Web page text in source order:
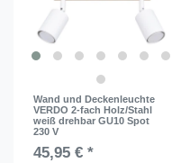
Wand und Deckenleuchte
VERDO 2-fach Holz/Stahl
weiß drehbar GU10 Spot
230 V
45,95 € *